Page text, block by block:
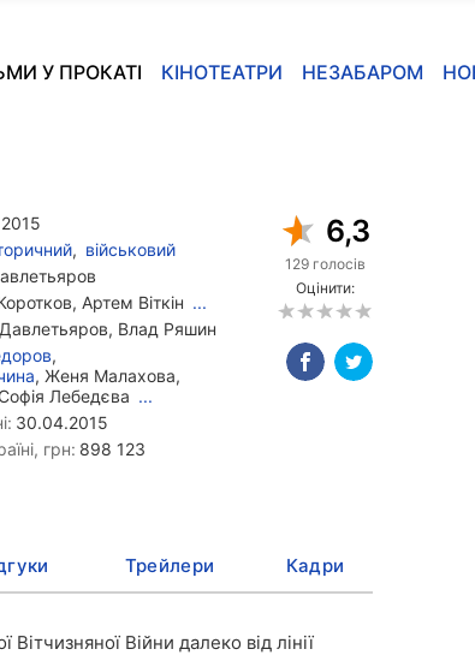
У ПРОКАТІ КІНОТЕАТРИ НЕЗАБАРОМ
, військовий
Артем Віткін ...
Влад Ряшин
,
, Женя Малахова,
Лебедєва ...
30.04.2015
грн: 898 123
6,3
129 голосів
Оцінити:
Трейлери Кадри
Війни далеко від лінії